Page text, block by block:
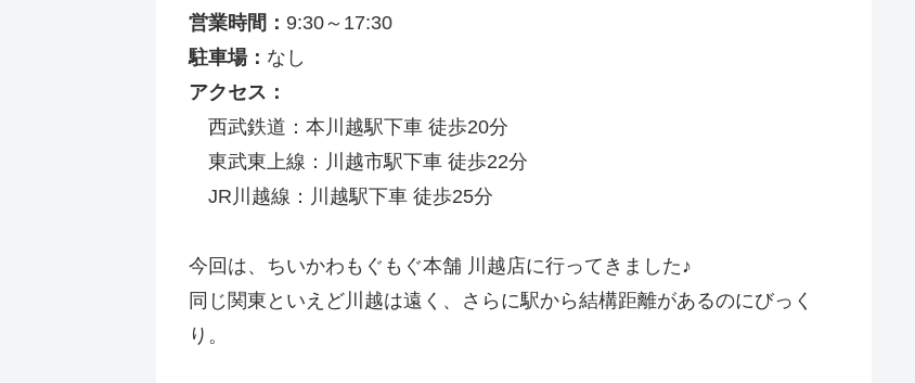
営業時間： 9:30～17:30
駐車場： なし
アクセス：
西武鉄道：本川越駅下車 徒歩20分
東武東上線：川越市駅下車 徒歩22分
JR川越線：川越駅下車 徒歩25分
今回は、ちいかわもぐもぐ本舗 川越店に行ってきました♪
同じ関東といえど川越は遠く、さらに駅から結構距離があるのにびっく
り。